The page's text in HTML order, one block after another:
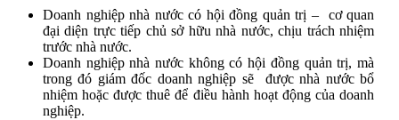
Doanh nghiệp nhà nước có hội đồng quản trị – cơ quan
đại diện trực tiếp chủ sở hữu nhà nước, chịu trách nhiệm
trước nhà nước.
Doanh nghiệp nhà nước không có hội đồng quản trị, mà
trong đó giám đốc doanh nghiệp sẽ được nhà nước bổ
nhiệm hoặc được thuê để điều hành hoạt động của doanh
nghiệp.